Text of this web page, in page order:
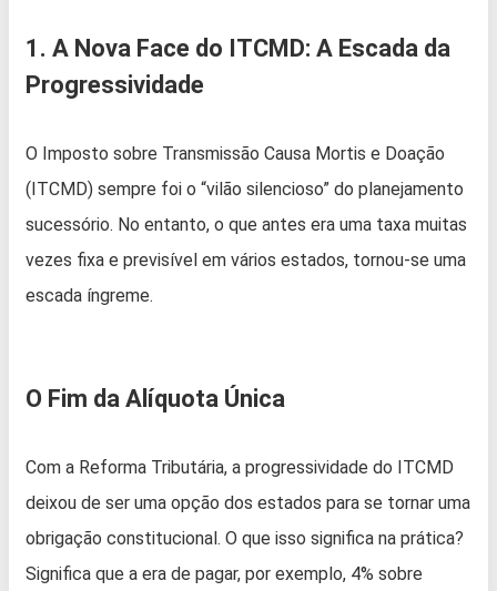
1. A Nova Face do ITCMD: A Escada da
Progressividade
O Imposto sobre Transmissão Causa Mortis e Doação
(ITCMD) sempre foi o “vilão silencioso” do planejamento
sucessório. No entanto, o que antes era uma taxa muitas
vezes fixa e previsível em vários estados, tornou-se uma
escada íngreme.
O Fim da Alíquota Única
Com a Reforma Tributária, a progressividade do ITCMD
deixou de ser uma opção dos estados para se tornar uma
obrigação constitucional. O que isso significa na prática?
Significa que a era de pagar, por exemplo, 4% sobre